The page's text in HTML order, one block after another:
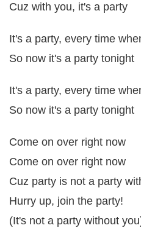
Cuz with you, it's a party
It's a party, every time
So now it's a party tonight
It's a party, every time
So now it's a party tonight
Come on over right now
Come on over right now
Cuz party is not a party
Hurry up, join the party!
(It's not a party without